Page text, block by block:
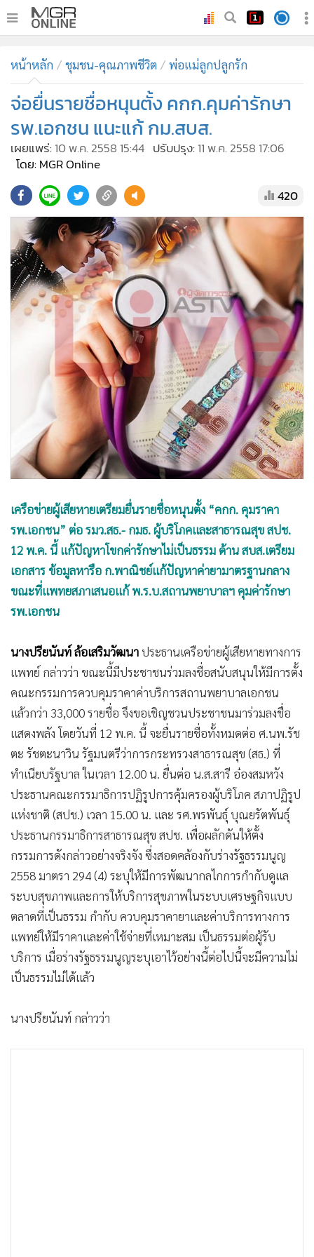
ทันเหตุการณ์
• ภาคใต้
Online Section
บันเทิง
• ผู้จัดการรายวัน
• คอลัมนิสต์
ละคร
• CbizReview
• Cyber BIZ
• ผู้จัดกวน
• Good health & Well-being
Green Innovation & SD
Management & HR
MGR Live
Infographic
การเมือง
ท่องเที่ยว
• กีฬา
• Special Scoop
• เศรษฐกิจ-ธุรกิจ
• จีน
• ชุมชน-คุณภาพชีวิต
• อาชญากรรม
• Motoring
วิทยาศาสตร์
หุ้น
• อินโดจีน
• กองทุนรวม
• Celeb Online
• Factcheck
• ญี่ปุ่น
• News1
• Gotomanager
หน้าหลัก ชุมชน-คุณภาพชีวิต พ่อแม่ลูกปลูกรัก
จ่อยื่นรายชื่อหนุนตั้ง คกก.คุมค่ารักษา
รพ.เอกชน แนะแก้ กม.สบส.
เผยแพร่: 10 พ.ค. 2558 15:44 ปรับปรุง: 11 พ.ค. 2558 17:06
โดย: MGR Online
420
เครือข่ายผู้เสียหายเตรียมยื่นรายชื่อหนุนตั้ง “คกก. คุมราคา
รพ.เอกชน” ต่อ รมว.สธ.- กมธ. ผู้บริโภคและสาธารณสุข สปช.
12 พ.ค. นี้ แก้ปัญหาโขกค่ารักษาไม่เป็นธรรม ด้าน สบส.เตรียม
เอกสาร ข้อมูลหารือ ก.พาณิชย์แก้ปัญหาค่ายามาตรฐานกลาง
ขณะที่แพทยสภาเสนอแก้ พ.ร.บ.สถานพยาบาลฯ คุมค่ารักษา
รพ.เอกชน
นางปรียนันท์ ล้อเสริมวัฒนาประธานเครือข่ายผู้เสียหายทางการ
แพทย์ กล่าวว่า ขณะนี้มีประชาชนร่วมลงชื่อสนับสนุนให้มีการตั้ง
คณะกรรมการควบคุมราคาค่าบริการสถานพยาบาลเอกชน
แล้วกว่า 33,000 รายชื่อ จึงขอเชิญชวนประชาชนมาร่วมลงชื่อ
แสดงพลัง โดยวันที่ 12 พ.ค. นี้ จะยื่นรายชื่อทั้งหมดต่อ ศ.นพ.รัช
ตะ รัชตะนาวิน รัฐมนตรีว่าการกระทรวงสาธารณสุข (สธ.) ที่
ทำเนียบรัฐบาล ในเวลา 12.00 น. ยื่นต่อ น.ส.สารี อ๋องสมหวัง
ประธานคณะกรรมาธิการปฏิรูปการคุ้มครองผู้บริโภค สภาปฏิรูป
แห่งชาติ (สปช.) เวลา 15.00 น. และ รศ.พรพันธุ์ บุณยรัตพันธุ์
ประธานกรรมาธิการสาธารณสุข สปช. เพื่อผลักดันให้ตั้ง
กรรมการดังกล่าวอย่างจริงจัง ซึ่งสอดคล้องกับร่างรัฐธรรมนูญ
2558 มาตรา 294 (4) ระบุให้มีการพัฒนากลไกการกำกับดูแล
ระบบสุขภาพและการให้บริการสุขภาพในระบบเศรษฐกิจแบบ
ตลาดที่เป็นธรรม กำกับ ควบคุมราคายาและค่าบริการทางการ
แพทย์ให้มีราคาและค่าใช้จ่ายที่เหมาะสม เป็นธรรมต่อผู้รับ
บริการ เมื่อร่างรัฐธรรมนูญระบุเอาไว้อย่างนี้ต่อไปนี้จะมีความไม่
เป็นธรรมไม่ได้แล้ว
นางปรียนันท์ กล่าวว่า